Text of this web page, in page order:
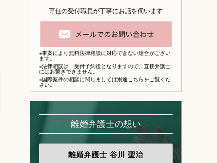
専任の受付職員が丁寧にお話を伺います
※事案により無料法律相談に対応できない場合がござい
ます。
※法律相談は、 受付予約後となりますので、 直接弁護士
にはお繋ぎできません。
※国際案件の相談に関しましては別途こちらをご覧くだ
さい。
離婚弁護士の想い
離婚弁護士 谷川 聖治